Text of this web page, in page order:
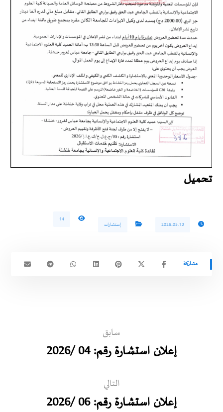
تحميل
2026-05-13 إستشارات
14
سابق
إعلان استشارة رقم: 04 /2026
التالي
إعلان استشارة رقم: 06 /2026